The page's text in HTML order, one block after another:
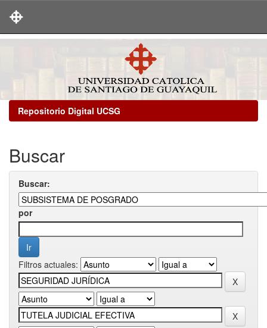
Repositorio Digital UCSG
Buscar
Buscar:
por
Filtros actuales: